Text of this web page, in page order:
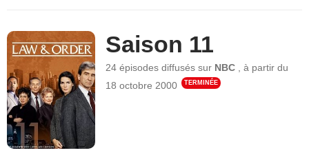
Saison 11
24 épisodes diffusés sur NBC ,à partir du
18 octobre 2000
TERMINÉE